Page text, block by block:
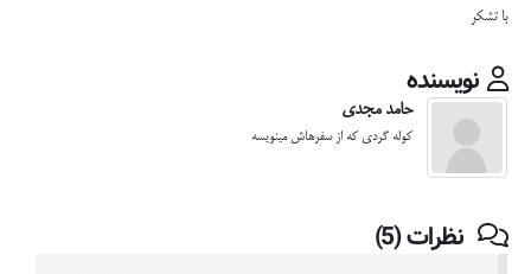
با تشکر
نویسنده
حامد مجدی
کوله گردی که از سفرهاش مینویسه
نظرات (5)